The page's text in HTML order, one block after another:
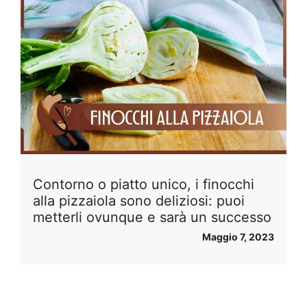
Contorno o piatto unico, i finocchi
alla pizzaiola sono deliziosi: puoi
metterli ovunque e sarà un successo
Maggio 7, 2023